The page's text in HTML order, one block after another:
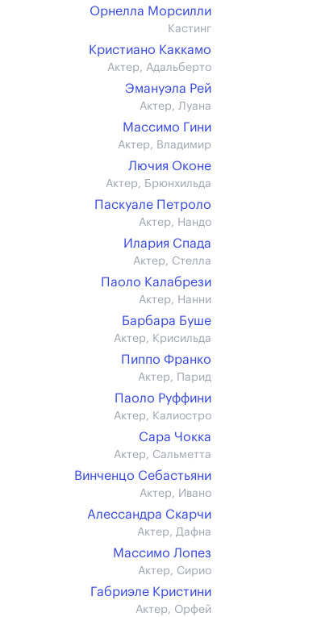
Орнелла Морсилли
Кастинг
Кристиано Каккамо
Актер, Адальберто
Эмануэла Рей
Актер, Луана
Массимо Гини
Актер, Владимир
Лючия Оконе
Актер, Брюнхильда
Паскуале Петроло
Актер, Нандо
Илария Спада
Актер, Стелла
Паоло Калабрези
Актер, Нанни
Барбара Буше
Актер, Крисильда
Пиппо Франко
Актер, Парид
Паоло Руффини
Актер, Калиостро
Сара Чокка
Актер, Сальметта
Винченцо Себастьяни
Актер, Ивано
Алессандра Скарчи
Актер, Дафна
Массимо Лопез
Актер, Сирио
Габриэле Кристини
Актер, Орфей